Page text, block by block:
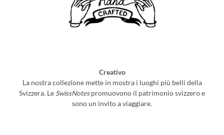
Creativo
La nostra collezione mette in mostra i luoghi più belli della
Svizzera. Le SwissNotespromuovono il patrimonio svizzero e
sono un invito a viaggiare.